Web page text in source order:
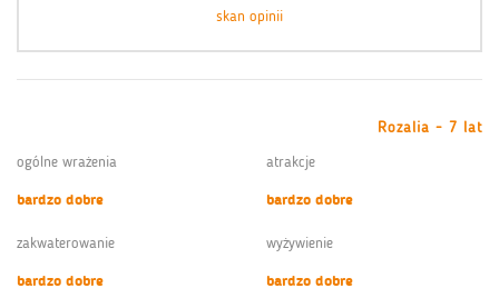
skan opinii
Rozalia - 7 lat
ogólne wrażenia
bardzo dobre
atrakcje
bardzo dobre
zakwaterowanie
bardzo dobre
wyżywienie
bardzo dobre